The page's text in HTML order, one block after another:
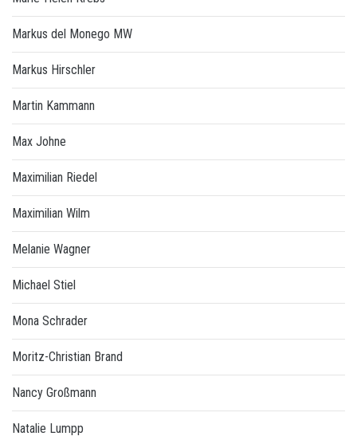
Markus del Monego MW
Markus Hirschler
Martin Kammann
Max Johne
Maximilian Riedel
Maximilian Wilm
Melanie Wagner
Michael Stiel
Mona Schrader
Moritz-Christian Brand
Nancy Großmann
Natalie Lumpp